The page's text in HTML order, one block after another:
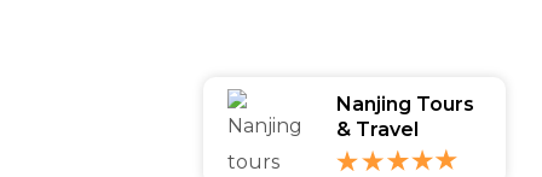
Nanjing Tours
& Travel